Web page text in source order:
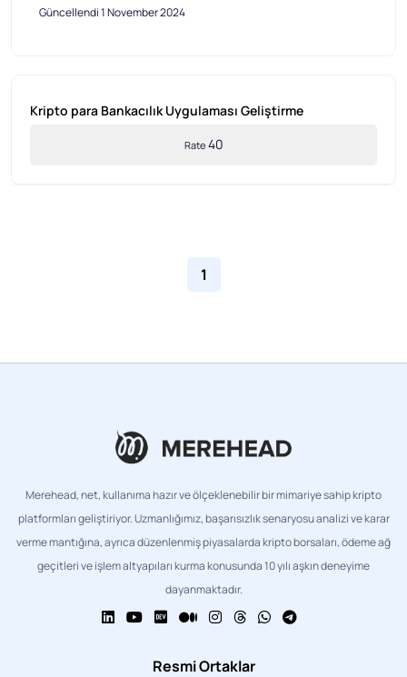
Güncellendi 1 November 2024
Kripto para Bankacılık Uygulaması Geliştirme
Rate40
1
Merehead, net, kullanıma hazır ve ölçeklenebilir bir mimariye sahip kripto
platformları geliştiriyor. Uzmanlığımız, başarısızlık senaryosu analizi ve karar
verme mantığına, ayrıca düzenlenmiş piyasalarda kripto borsaları, ödeme ağ
geçitleri ve işlem altyapıları kurma konusunda 10 yılı aşkın deneyime
dayanmaktadır.
Resmi Ortaklar